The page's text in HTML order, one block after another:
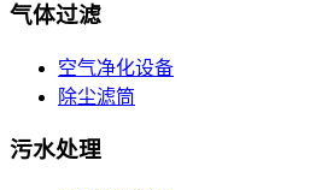
气体过滤
空气净化设备
除尘滤筒
污水处理